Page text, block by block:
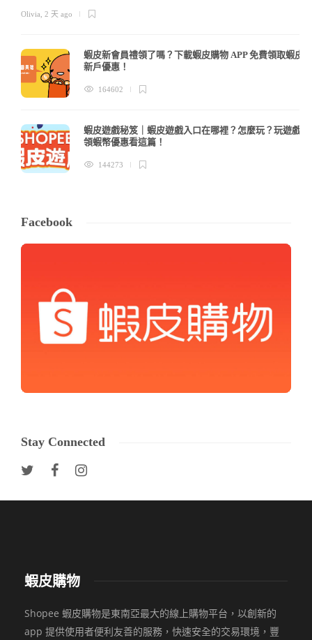
Olivia 2 天 ago
蝦皮新會員禮領了嗎？下載蝦皮購物 APP 免費領取蝦皮
新戶優惠！
164602
蝦皮遊戲秘笈｜蝦皮遊戲入口在哪裡？怎麼玩？玩遊戲
領蝦幣優惠看這篇！
144273
Facebook
Stay Connected
蝦皮購物
Shopee 蝦皮購物是東南亞最大的線上購物平台，以創新的
app 提供使用者便利友善的服務，快速安全的交易環境，豐